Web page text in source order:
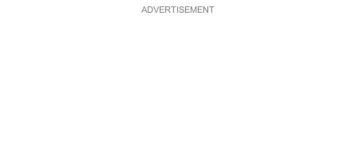
ADVERTISEMENT